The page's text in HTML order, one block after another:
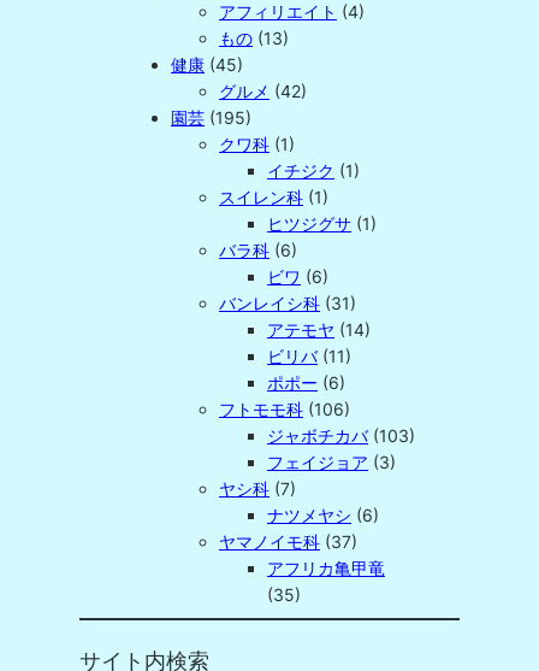
アフィリエイト (4)
もの (13)
健康 (45)
グルメ (42)
園芸 (195)
クワ科 (1)
イチジク (1)
スイレン科 (1)
ヒツジグサ (1)
バラ科 (6)
ビワ (6)
バンレイシ科 (31)
アテモヤ (14)
ビリバ(11)
ポポー (6)
フトモモ科 (106)
ジャボチカバ(103)
フェイジョア (3)
ヤシ科 (7)
ナツメヤシ (6)
ヤマノイモ科 (37)
アフリカ亀甲竜
(35)
サイト内検索